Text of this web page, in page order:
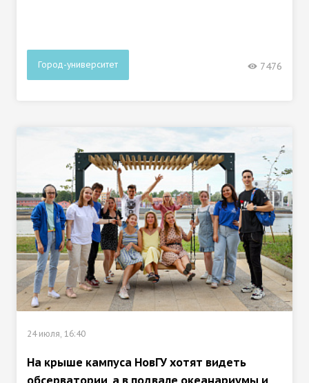
Город-университет 7476
24 июля, 16:40
На крыше кампуса НовГУ хотят видеть
обсерватории, а в подвале океанариумы и